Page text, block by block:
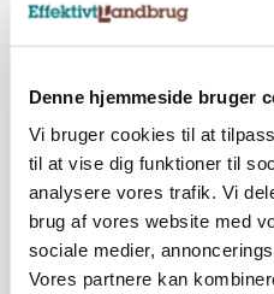
Denne hjemmeside bruger
Vi bruger cookies til at
til at vise dig funktioner til
analysere vores trafik. Vi
brug af vores website med
sociale medier,
Vores partnere kan
POLITIK
Folketinget behandler ny
kan den ændre din